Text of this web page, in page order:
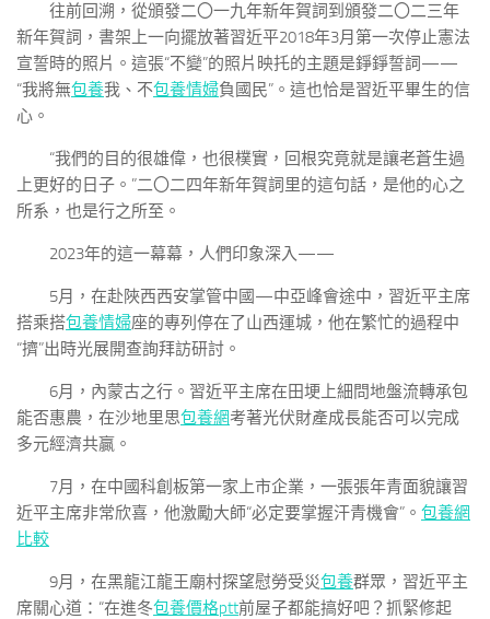
往前回溯，從頒發二〇一九年新年賀詞到頒發二〇二三年
新年賀詞，書架上一向擺放著習近平2018年3月第一次停止憲法
宣誓時的照片。這張“不變”的照片映托的主題是錚錚誓詞——
“我將無包養我、不包養情婦負國民”。這也恰是習近平畢生的信
心。
“我們的目的很雄偉，也很樸實，回根究竟就是讓老蒼生過
上更好的日子。”二〇二四年新年賀詞里的這句話，是他的心之
所系，也是行之所至。
2023年的這一幕幕，人們印象深入——
5月，在赴陜西西安掌管中國—中亞峰會途中，習近平主席
搭乘搭包養情婦座的專列停在了山西運城，他在繁忙的過程中
“擠”出時光展開查詢拜訪研討。
6月，內蒙古之行。習近平主席在田埂上細問地盤流轉承包
能否惠農，在沙地里思包養網考著光伏財產成長能否可以完成
多元經濟共贏。
7月，在中國科創板第一家上市企業，一張張年青面貌讓習
近平主席非常欣喜，他激勵大師“必定要掌握汗青機會”。 包養網
比較
9月，在黑龍江龍王廟村探望慰勞受災包養群眾，習近平主
席關心道：“在進冬包養價格ptt前屋子都能搞好吧？抓緊修起